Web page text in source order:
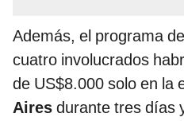
Además, el programa de
cuatro involucrados
de US$8.000 solo en la
Aires durante tres días